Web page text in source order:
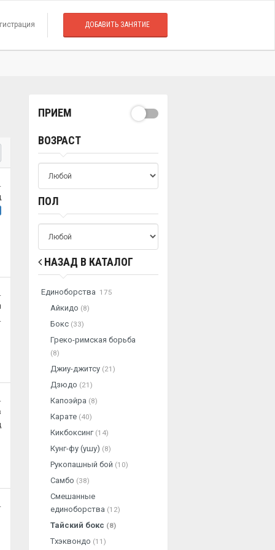
ДОБАВИТЬ ЗАНЯТИЕ
ПРИЕМ
ВОЗРАСТ
ПОЛ
НАЗАД В КАТАЛОГ
Единоборства 175
Айкидо (8)
Бокс (33)
Греко-римская борьба
(8)
Джиу-джитсу (21)
Дзюдо (21)
Капоэйра (8)
Карате (40)
Кикбоксинг (14)
Кунг-фу (ушу) (8)
Рукопашный бой (10)
Самбо (38)
Смешанные
единоборства (12)
Тайский бокс (8)
Тхэквондо (11)